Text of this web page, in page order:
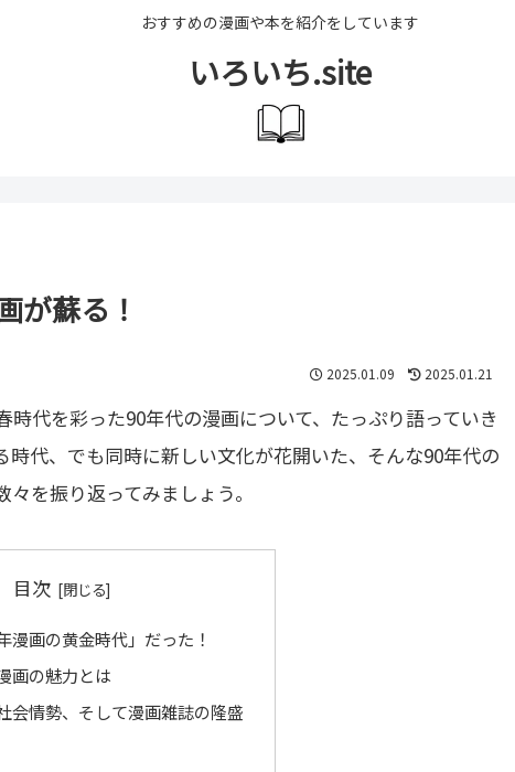
おすすめの漫画や本を紹介をしています
いろいち.site
が蘇る！
2025.01.09 2025.01.21
代を彩った90年代の漫画について、たっぷり語っていき
代、でも同時に新しい文化が花開いた、そんな90年代の
を振り返ってみましょう。
目次
漫画の黄金時代」だった！
画の魅力とは
会情勢、そして漫画雑誌の隆盛